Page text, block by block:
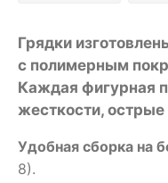
Грядки
с полимерным
Каждая фигурная
жесткости,
Удобная сборка на
8).